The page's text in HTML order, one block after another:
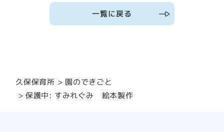
一覧に戻る
久保保育所 園のできごと
保護中: すみれぐみ 絵本製作